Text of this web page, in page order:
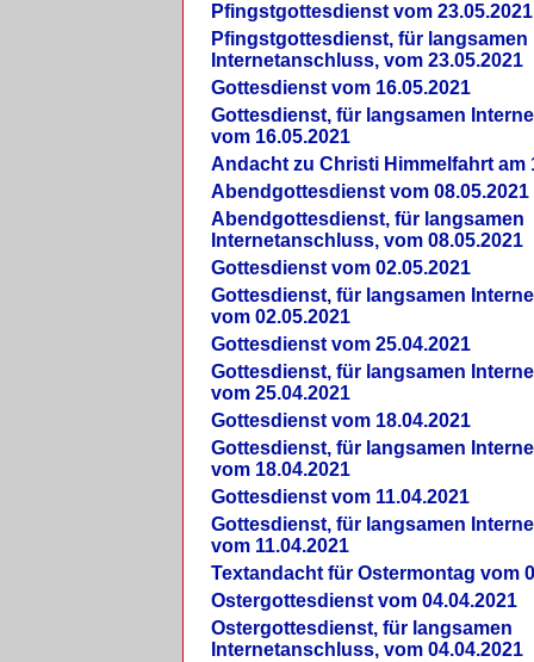
Pfingstgottesdienst vom 23.05.2021
Pfingstgottesdienst, für langsamen
Internetanschluss, vom 23.05.2021
Gottesdienst vom 16.05.2021
Gottesdienst, für langsamen
vom 16.05.2021
Andacht zu Christi Himmelfahrt am
Abendgottesdienst vom 08.05.2021
Abendgottesdienst, für langsamen
Internetanschluss, vom 08.05.2021
Gottesdienst vom 02.05.2021
Gottesdienst, für langsamen
vom 02.05.2021
Gottesdienst vom 25.04.2021
Gottesdienst, für langsamen
vom 25.04.2021
Gottesdienst vom 18.04.2021
Gottesdienst, für langsamen
vom 18.04.2021
Gottesdienst vom 11.04.2021
Gottesdienst, für langsamen
vom 11.04.2021
Textandacht für Ostermontag vom
Ostergottesdienst vom 04.04.2021
Ostergottesdienst, für langsamen
Internetanschluss, vom 04.04.2021